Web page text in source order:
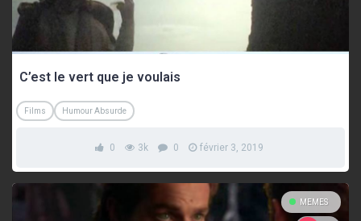
C’est le vert que je voulais
Films Humour Absurde
0 3k 0 février 3, 2019
MEMES